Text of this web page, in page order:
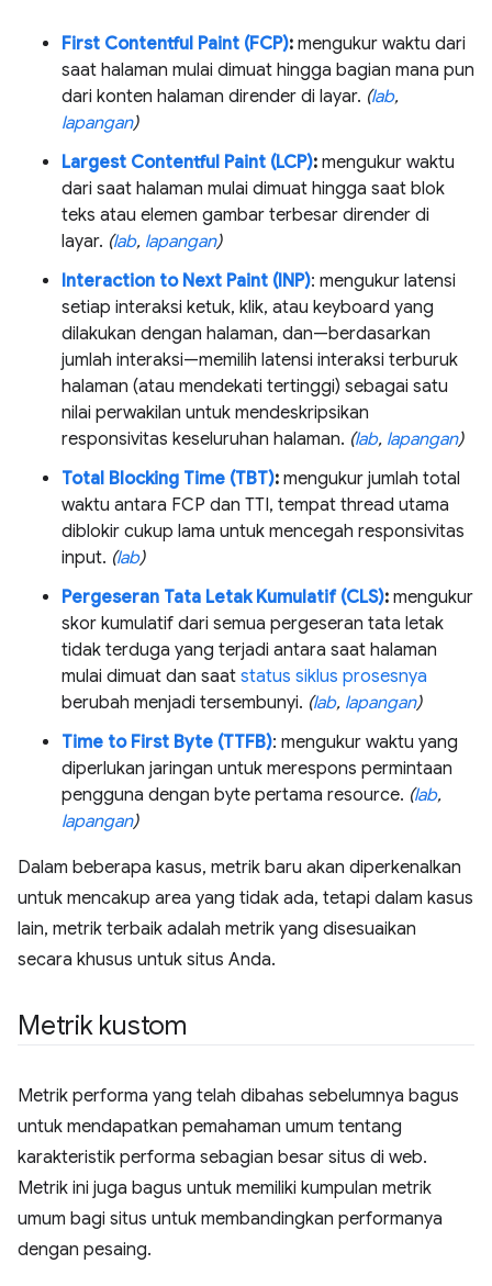
First Contentful Paint (FCP): mengukur waktu dari
saat halaman mulai dimuat hingga bagian mana pun
dari konten halaman dirender di layar. (lab,
lapangan)
Largest Contentful Paint (LCP): mengukur waktu
dari saat halaman mulai dimuat hingga saat blok
teks atau elemen gambar terbesar dirender di
layar. (lab, lapangan)
Interaction to Next Paint (INP): mengukur latensi
setiap interaksi ketuk, klik, atau keyboard yang
dilakukan dengan halaman, dan—berdasarkan
jumlah interaksi—memilih latensi interaksi terburuk
halaman (atau mendekati tertinggi) sebagai satu
nilai perwakilan untuk mendeskripsikan
responsivitas keseluruhan halaman. (lab, lapangan)
Total Blocking Time (TBT): mengukur jumlah total
waktu antara FCP dan TTI, tempat thread utama
diblokir cukup lama untuk mencegah responsivitas
input. (lab)
Pergeseran Tata Letak Kumulatif (CLS): mengukur
skor kumulatif dari semua pergeseran tata letak
tidak terduga yang terjadi antara saat halaman
mulai dimuat dan saat status siklus prosesnya
berubah menjadi tersembunyi. (lab, lapangan)
Time to First Byte (TTFB): mengukur waktu yang
diperlukan jaringan untuk merespons permintaan
pengguna dengan byte pertama resource. (lab,
lapangan)
Dalam beberapa kasus, metrik baru akan diperkenalkan
untuk mencakup area yang tidak ada, tetapi dalam kasus
lain, metrik terbaik adalah metrik yang disesuaikan
secara khusus untuk situs Anda.
Metrik kustom
Metrik performa yang telah dibahas sebelumnya bagus
untuk mendapatkan pemahaman umum tentang
karakteristik performa sebagian besar situs di web.
Metrik ini juga bagus untuk memiliki kumpulan metrik
umum bagi situs untuk membandingkan performanya
dengan pesaing.